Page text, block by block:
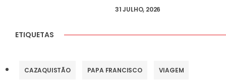
31 JULHO, 2026
ETIQUETAS
CAZAQUISTÃO PAPA FRANCISCO VIAGEM